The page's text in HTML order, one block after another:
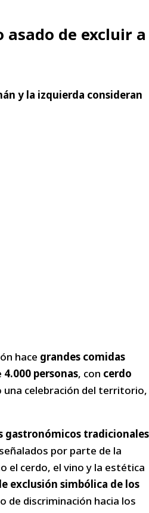
asado de excluir a
y la izquierda consideran
hace grandes comidas
4.000 personas, con cerdo
celebración del territorio,
gastronómicos tradicionales
por parte de la
el cerdo, el vino y la estética
exclusión simbólica de los
de discriminación hacia los